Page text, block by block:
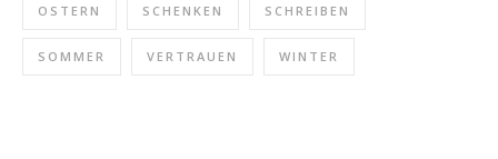
OSTERN SCHENKEN SCHREIBEN
SOMMER VERTRAUEN WINTER